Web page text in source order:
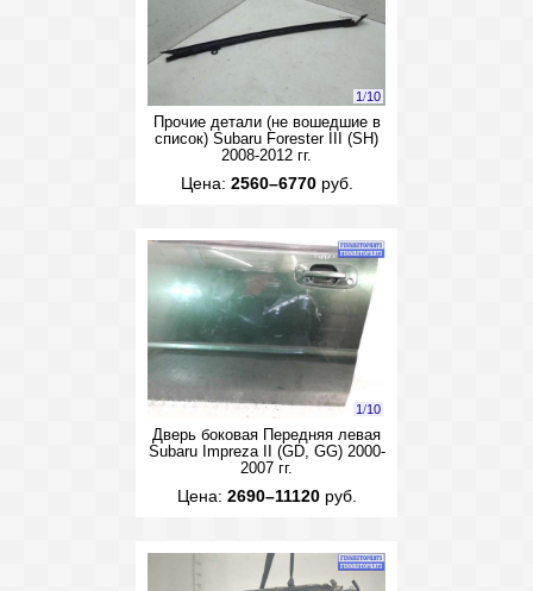
1/10
Прочие детали (не вошедшие в
список) Subaru Forester III (SH)
2008-2012 гг.
Цена: 2560–6770руб.
1/10
Дверь боковая Передняя левая
Subaru Impreza II (GD, GG) 2000-
2007 гг.
Цена: 2690–11120руб.